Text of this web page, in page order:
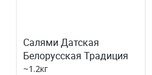
Салями Датская
Белорусская Традиция
~1.2кг